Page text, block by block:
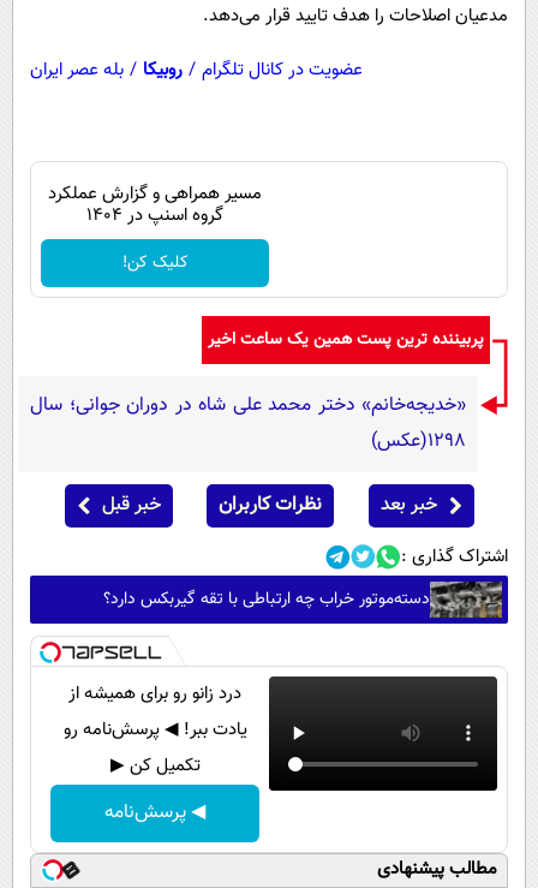
حوادث
محیط زیست
بین الملل
اجتماعی
حیات وحش
سیاست خارجی
دانلود
مدعیان اصلاحات را هدف تایید قرار می‌دهد.
عضویت در کانال تلگرام / روبیکا / بله عصر ایران
مسیر همراهی و گزارش عملکرد
گروه اسنپ در ۱۴۰۴
کلیک کن!
پربیننده ترین پست همین یک ساعت اخیر
«خدیجه‌خانم» دختر محمد علی شاه در دوران جوانی؛ سال
1298(عکس)
خبر بعد نظرات کاربران خبر قبل
اشتراک گذاری :
دسته‌موتور خراب چه ارتباطی با تقه گیربکس دارد؟
درد زانو رو برای همیشه از
یادت ببر! ◀ پرسش‌نامه رو
تکمیل کن ▶
◀ پرسش‌نامه
مطالب پیشنهادی